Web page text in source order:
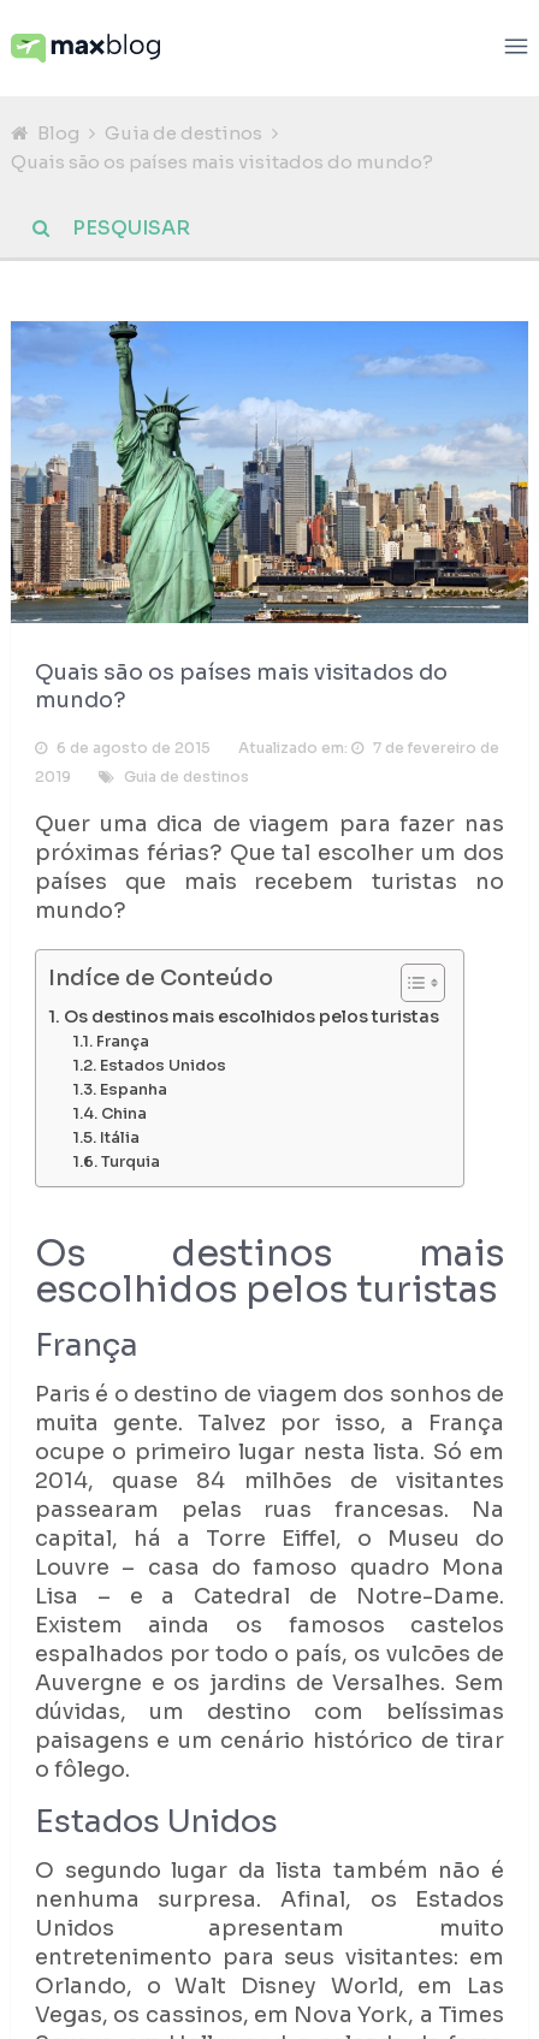
Blog
Guia de destinos
Quais são os países mais visitados do mundo?
Quais são os países mais visitados do
mundo?
6 de agosto de 2015 Atualizado em:
7 de fevereiro de
2019
Guia de destinos
Quer uma dica de viagem para fazer nas
próximas férias? Que tal escolher um dos
países que mais recebem turistas no
mundo?
Indíce de Conteúdo
Os destinos mais escolhidos pelos turistas
França
Estados Unidos
Espanha
China
Itália
Turquia
Os destinos mais
escolhidos pelos turistas
França
Paris é o destino de viagem dos sonhos de
muita gente. Talvez por isso, a França
ocupe o primeiro lugar nesta lista. Só em
2014, quase 84 milhões de visitantes
passearam pelas ruas francesas. Na
capital, há a Torre Eiffel, o Museu do
Louvre – casa do famoso quadro Mona
Lisa – e a Catedral de Notre-Dame.
Existem ainda os famosos castelos
espalhados por todo o país, os vulcões de
Auvergne e os jardins de Versalhes. Sem
dúvidas, um destino com belíssimas
paisagens e um cenário histórico de tirar
o fôlego.
Estados Unidos
O segundo lugar da lista também não é
nenhuma surpresa. Afinal, os Estados
Unidos apresentam muito
entretenimento para seus visitantes: em
Orlando, o Walt Disney World, em Las
Vegas, os cassinos, em Nova York, a Times